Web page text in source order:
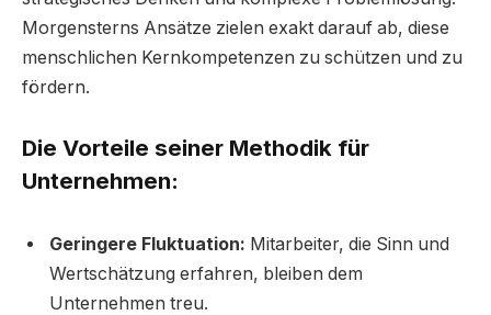
Morgensterns Ansätze zielen exakt darauf ab, diese
menschlichen Kernkompetenzen zu schützen und zu
fördern.
Die Vorteile seiner Methodik für
Unternehmen:
Geringere Fluktuation: Mitarbeiter, die Sinn und
Wertschätzung erfahren, bleiben dem
Unternehmen treu.